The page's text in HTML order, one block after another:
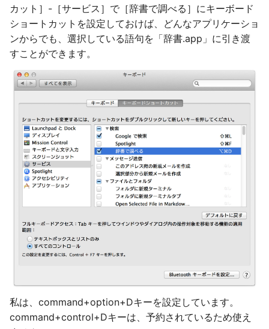
カット］-［サービス］で［辞書で調べる］にキーボード
ショートカットを設定しておけば、どんなアプリケーショ
ンからでも、選択している語句を「辞書.app」に引き渡
すことができます。
私は、command+option+Dキーを設定しています。
command+control+Dキーは、予約されているため使え